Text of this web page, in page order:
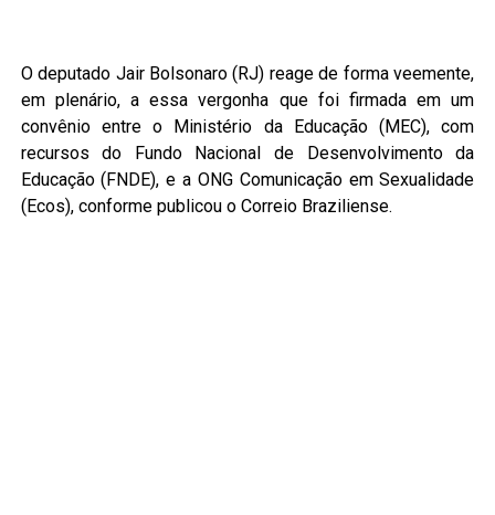
O deputado Jair Bolsonaro (RJ) reage de forma veemente,
em plenário, a essa vergonha que foi firmada em um
convênio entre o Ministério da Educação (MEC), com
recursos do Fundo Nacional de Desenvolvimento da
Educação (FNDE), e a ONG Comunicação em Sexualidade
(Ecos), conforme publicou o Correio Braziliense.